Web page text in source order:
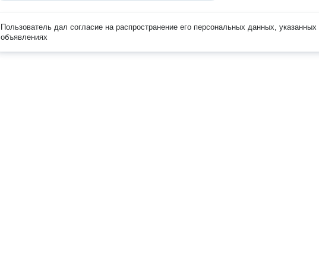
Пользователь дал согласие на распространение его персональных данных, указанных
объявлениях